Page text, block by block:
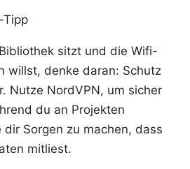
Tipp
sitzt und die Wifi-
willst, denke daran: Schutz
Nutze NordVPN, um sicher
du an Projekten
dir Sorgen zu machen, dass
mitliest.